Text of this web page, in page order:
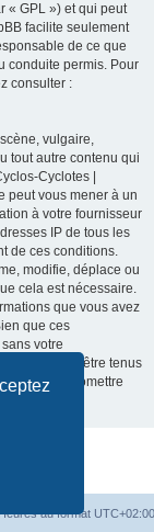
« GPL ») et qui peut
facilite seulement
de ce que
conduite permis. Pour
consulter :
vulgaire,
tout autre contenu qui
Cyclotes |
peut vous mener à un
à votre fournisseur
IP de tous les
de ces conditions.
modifie, déplace ou
cela est nécessaire.
que vous avez
que ces
votre
ne pourront être tenus
à compromettre
au format UTC+02:00
Limited